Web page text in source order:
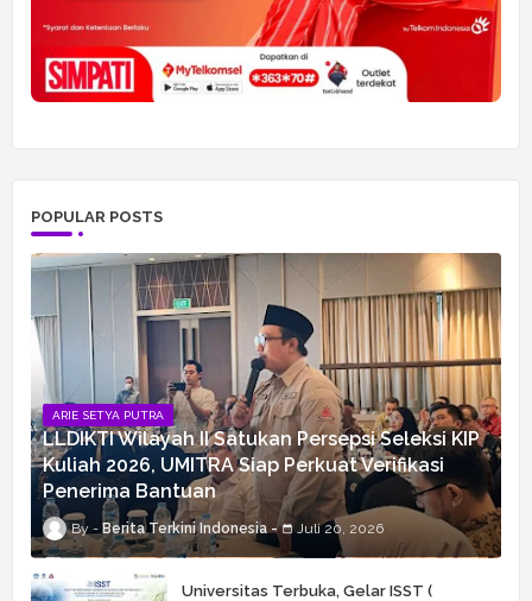
POPULAR POSTS
ARIE SETYA PUTRA
LLDIKTI Wilayah II Satukan Persepsi Seleksi KIP
Kuliah 2026, UMITRA Siap Perkuat Verifikasi
Penerima Bantuan
Berita Terkini Indonesia Juli 20, 2026
Universitas Terbuka, Gelar ISST (